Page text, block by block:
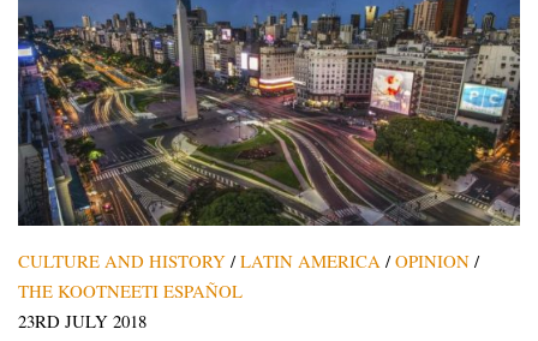
CULTURE AND HISTORY / LATIN AMERICA / OPINION /
THE KOOTNEETI ESPAÑOL
23RD JULY 2018